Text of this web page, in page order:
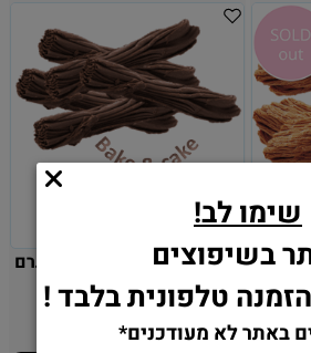
מקופלת שוקולד חלב 300 גרם
₪25
שימו לב!
בשיפוצים
טלפונית בלבד !
באתר לא מעודכנים*